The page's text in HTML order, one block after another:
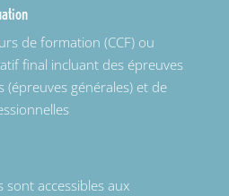
de formation (CCF) ou
final incluant des épreuves
(épreuves générales) et de
accessibles aux